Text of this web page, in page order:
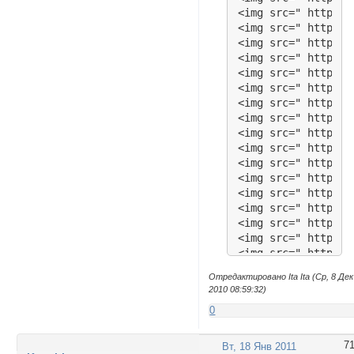
Отредактировано Ita Ita (Ср, 8 Дек
2010 08:59:32)
0
71
Вт, 18 Янв 2011